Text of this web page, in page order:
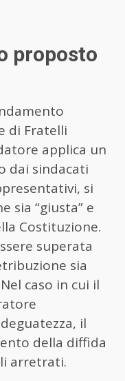
proposto
di Fratelli
applica un
dai sindacati
si
sia “giusta” e
Costituzione.
superata
sia
caso in cui il
il
della diffida
arretrati.